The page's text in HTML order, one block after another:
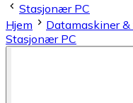
Stasjonær PC
Hjem
Datamaskiner
Stasjonær PC